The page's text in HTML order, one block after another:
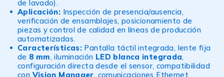
de lavado).
Aplicación: Inspección de presencia/ausencia,
verificación de ensamblajes, posicionamiento de
piezas y control de calidad en líneas de producción
automatizadas.
Características: Pantalla táctil integrada, lente fija
de 8 mm, iluminación LED blanca integrada,
configuración directa desde el sensor, compatibilidad
con Vision Manager, comunicaciones Ethernet